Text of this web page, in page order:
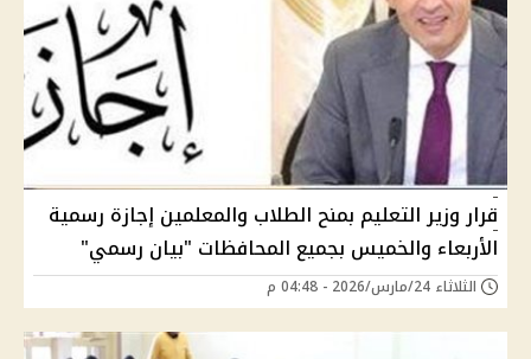
قرار وزير التعليم بمنح الطلاب والمعلمين إجازة رسمية
الأربعاء والخميس بجميع المحافظات "بيان رسمي"
الثلاثاء 24/مارس/2026 - 04:48 م